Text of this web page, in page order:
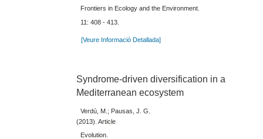
Frontiers in Ecology and the Environment.
11: 408 - 413.
[Veure Informació Detallada]
Syndrome-driven diversification in a
Mediterranean ecosystem
Verdú, M.; Pausas, J. G.
(2013). Article
Evolution.